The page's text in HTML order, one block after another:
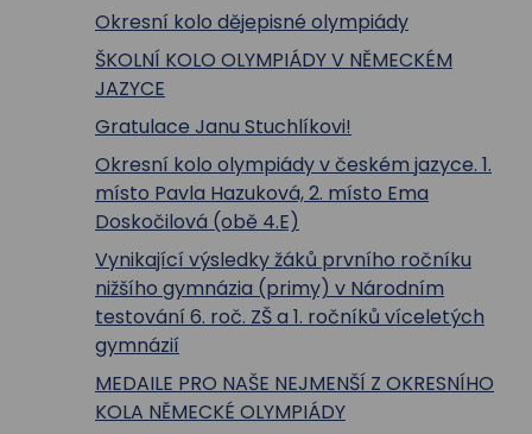
Okresní kolo dějepisné olympiády
ŠKOLNÍ KOLO OLYMPIÁDY V NĚMECKÉM
JAZYCE
Gratulace Janu Stuchlíkovi!
Okresní kolo olympiády v českém jazyce. 1.
místo Pavla Hazuková, 2. místo Ema
Doskočilová (obě 4.E)
Vynikající výsledky žáků prvního ročníku
nižšího gymnázia (primy) v Národním
testování 6. roč. ZŠ a 1. ročníků víceletých
gymnázií
MEDAILE PRO NAŠE NEJMENŠÍ Z OKRESNÍHO
KOLA NĚMECKÉ OLYMPIÁDY